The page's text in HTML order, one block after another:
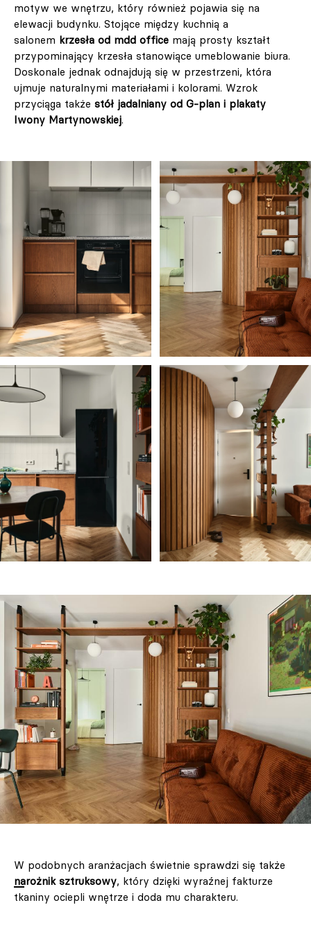
motyw we wnętrzu, który również pojawia się na
elewacji budynku. Stojące między kuchnią a
salonem krzesła od mdd office mają prosty kształt
przypominający krzesła stanowiące umeblowanie biura.
Doskonale jednak odnajdują się w przestrzeni, która
ujmuje naturalnymi materiałami i kolorami. Wzrok
przyciąga także stół jadalniany od G-plan i plakaty
Iwony Martynowskiej.
W podobnych aranżacjach świetnie sprawdzi się także
narożnik sztruksowy, który dzięki wyraźnej fakturze
tkaniny ociepli wnętrze i doda mu charakteru.